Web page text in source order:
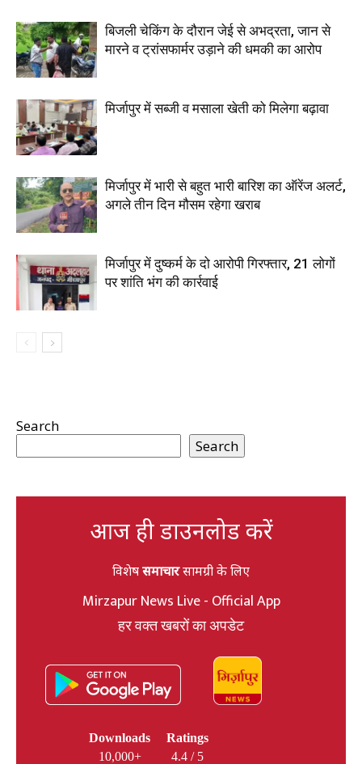
बिजली चेकिंग के दौरान जेई से अभद्रता, जान से
मारने व ट्रांसफार्मर उड़ाने की धमकी का आरोप
मिर्जापुर में सब्जी व मसाला खेती को मिलेगा बढ़ावा
मिर्जापुर में भारी से बहुत भारी बारिश का ऑरेंज अलर्ट,
अगले तीन दिन मौसम रहेगा खराब
मिर्जापुर में दुष्कर्म के दो आरोपी गिरफ्तार, 21 लोगों
पर शांति भंग की कार्रवाई
Search
Search
आज ही डाउनलोड करें
विशेषसमाचारसामग्री के लिए
Mirzapur News Live - Official App
हर वक्त खबरों का अपडेट
Downloads
10,000+
Ratings
4.4 / 5